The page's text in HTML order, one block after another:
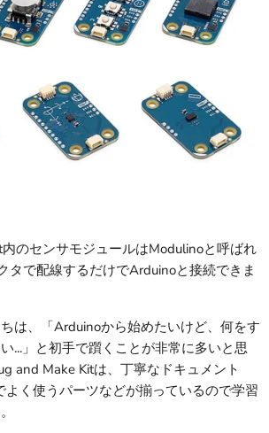
のセンサモジュールはModulinoと呼ばれ
タで配線するだけでArduinoと接続できま
は、「Arduinoから始めたいけど、何をす
...」と初手で躓くことが非常に多いと思
and Make Kitは、丁寧なドキュメント
よく使うパーツなどが揃っているので学習